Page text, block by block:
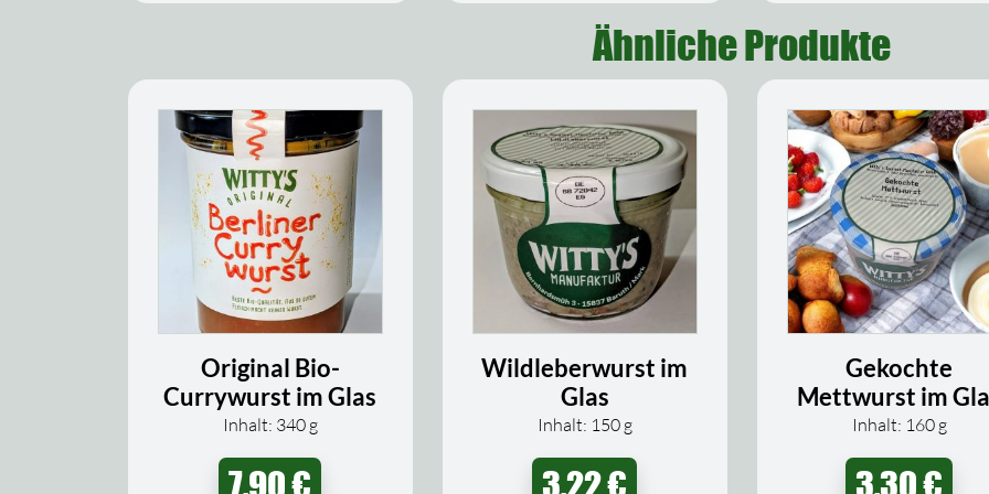
Ähnliche Produkte
Original Bio-
Currywurst im Glas
Inhalt: 340 g
7,90€
Wildleberwurst im
Glas
Inhalt: 150 g
3,22€
Gekochte
Mettwurst im
Inhalt: 160 g
3,30€